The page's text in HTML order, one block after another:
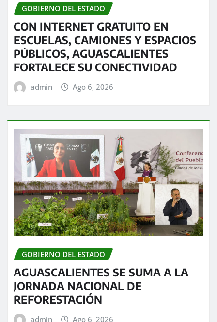
GOBIERNO DEL ESTADO
CON INTERNET GRATUITO EN
ESCUELAS, CAMIONES Y ESPACIOS
PÚBLICOS, AGUASCALIENTES
FORTALECE SU CONECTIVIDAD
admin Ago 6, 2026
GOBIERNO DEL ESTADO
AGUASCALIENTES SE SUMA A LA
JORNADA NACIONAL DE
REFORESTACIÓN
admin Ago 6, 2026